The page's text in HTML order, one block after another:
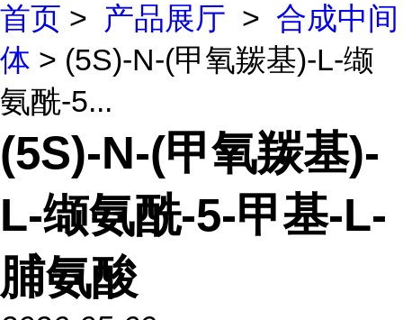
首页 > 产品展厅 > 合成中间
体 > (5S)-N-(甲氧羰基)-L-缬
氨酰-5...
(5S)-N-(甲氧羰基)-
L-缬氨酰-5-甲基-L-
脯氨酸